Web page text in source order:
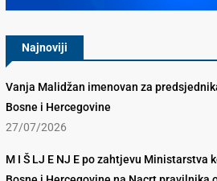
Najnoviji
Vanja Malidžan imenovan za
Bosne i Hercegovine
27/07/2026
M I Š LJ E NJ E po zahtjevu Ministarstva